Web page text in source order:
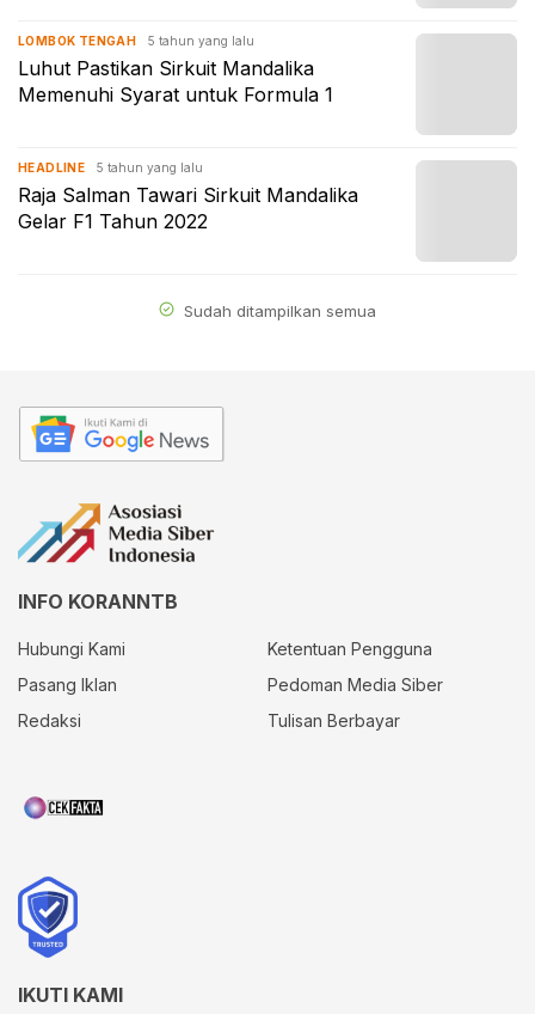
LOMBOK TENGAH 5 tahun yang lalu
Luhut Pastikan Sirkuit Mandalika
Memenuhi Syarat untuk Formula 1
HEADLINE 5 tahun yang lalu
Raja Salman Tawari Sirkuit Mandalika
Gelar F1 Tahun 2022
Sudah ditampilkan semua
INFO KORANNTB
Hubungi Kami
Ketentuan Pengguna
Pasang Iklan
Pedoman Media Siber
Redaksi
Tulisan Berbayar
IKUTI KAMI